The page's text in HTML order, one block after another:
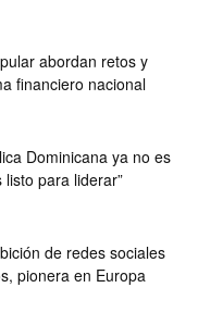
abordan retos y
financiero nacional
Dominicana ya no es
para liderar”
de redes sociales
pionera en Europa